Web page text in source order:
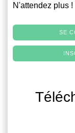
N'attendez plus
SE